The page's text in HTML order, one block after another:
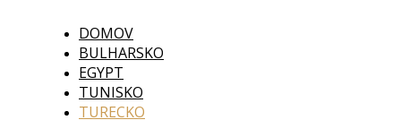
DOMOV
BULHARSKO
EGYPT
TUNISKO
TURECKO